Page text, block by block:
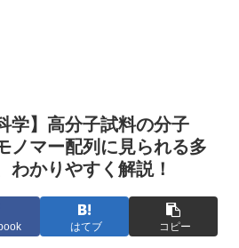
学】高分子試料の分子
ノマー配列に見られる多
わかりやすく解説！
はてブ コピー